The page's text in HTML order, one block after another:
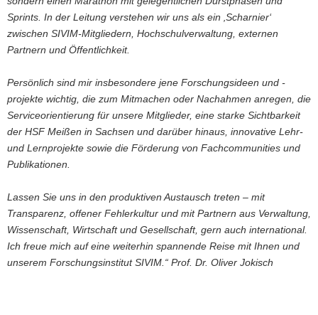
n.
r.
Prof.
Prof.
Dr.
Oliver
Jokisch,
Dr.
Sprints. In der Leitung verstehen wir uns als ein ‚Scharnier‘
zwischen SIVIM-Mitgliedern, Hochschulverwaltung, externen
Partnern und Öffentlichkeit.
Persönlich sind mir insbesondere jene Forschungsideen und -
projekte wichtig, die zum Mitmachen oder Nachahmen anregen, die
Serviceorientierung für unsere Mitglieder, eine starke Sichtbarkeit
der HSF Meißen in Sachsen und darüber hinaus, innovative Lehr-
und Lernprojekte sowie die Förderung von Fachcommunities und
Publikationen.
Lassen Sie uns in den produktiven Austausch treten – mit
Transparenz, offener Fehlerkultur und mit Partnern aus Verwaltung,
Wissenschaft, Wirtschaft und Gesellschaft, gern auch international.
Ich freue mich auf eine weiterhin spannende Reise mit Ihnen und
unserem Forschungsinstitut SIVIM.“ Prof. Dr. Oliver Jokisch